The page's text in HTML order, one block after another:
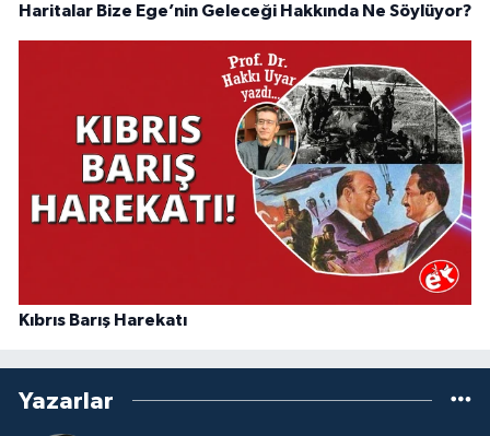
Haritalar Bize Ege’nin Geleceği Hakkında Ne Söylüyor?
Kıbrıs Barış Harekatı
Yazarlar